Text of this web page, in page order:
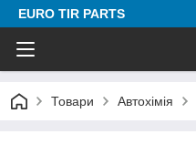
EURO TIR PARTS
Товари Автохімія